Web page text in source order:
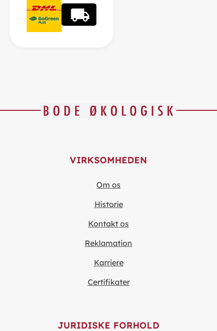
VIRKSOMHEDEN
Om os
Historie
Kontakt os
Reklamation
Karriere
Certifikater
JURIDISKE FORHOLD